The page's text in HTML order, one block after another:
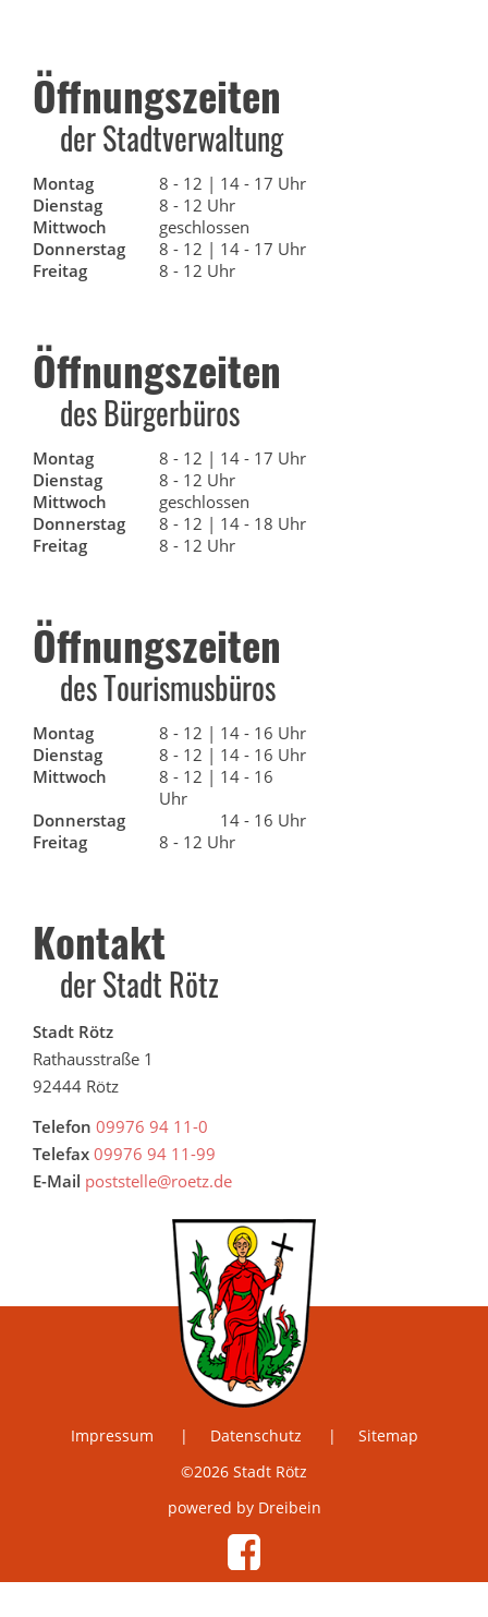
Öffnungszeiten
der Stadtverwaltung
Montag
8 - 12 | 14 - 17 Uhr
Dienstag
8 - 12 Uhr
Mittwoch
geschlossen
Donnerstag
8 - 12 | 14 - 17 Uhr
Freitag
8 - 12 Uhr
Öffnungszeiten
des Bürgerbüros
Montag
8 - 12 | 14 - 17 Uhr
Dienstag
8 - 12 Uhr
Mittwoch
geschlossen
Donnerstag
8 - 12 | 14 - 18 Uhr
Freitag
8 - 12 Uhr
Öffnungszeiten
des Tourismusbüros
Montag
8 - 12 | 14 - 16 Uhr
Dienstag
8 - 12 | 14 - 16 Uhr
Mittwoch
8 - 12 | 14 - 16
Uhr
Donnerstag
14 - 16 Uhr
Freitag
8 - 12 Uhr
Kontakt
der Stadt Rötz
Stadt Rötz
Rathausstraße 1
92444 Rötz
Telefon 09976 94 11-0
Telefax 09976 94 11-99
E-Mail poststelle@roetz.de
Impressum Datenschutz
Sitemap
©2026 Stadt Rötz
powered by Dreibein